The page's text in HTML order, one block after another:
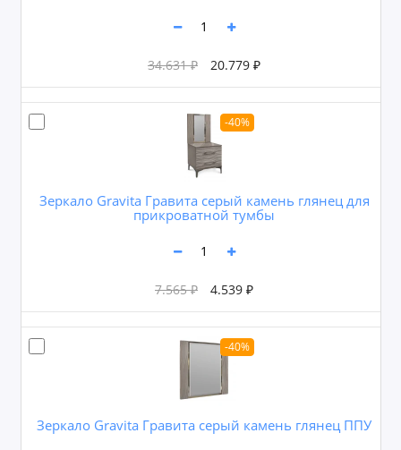
34.631 ₽ 20.779 ₽
-40%
Зеркало Gravita Гравита серый камень глянец для
прикроватной тумбы
7.565 ₽ 4.539 ₽
-40%
Зеркало Gravita Гравита серый камень глянец ППУ